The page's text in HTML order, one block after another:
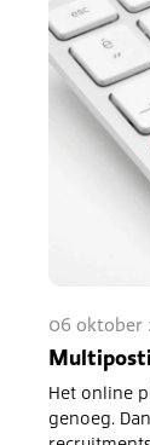
06 oktober
Het online
genoeg.